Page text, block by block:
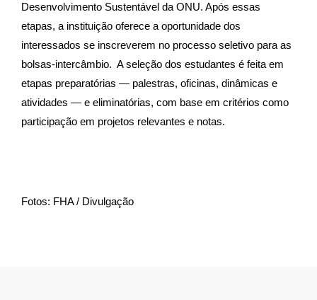
Desenvolvimento Sustentável da ONU. Após essas
etapas, a instituição oferece a oportunidade dos
interessados se inscreverem no processo seletivo para as
bolsas-intercâmbio. A seleção dos estudantes é feita em
etapas preparatórias — palestras, oficinas, dinâmicas e
atividades — e eliminatórias, com base em critérios como
participação em projetos relevantes e notas.
Fotos: FHA / Divulgação